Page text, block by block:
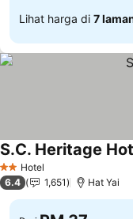
Lihat harga di 7
2 Bintang
Hotel
S.C. Heritage
6.4 1,651 Hat Yai